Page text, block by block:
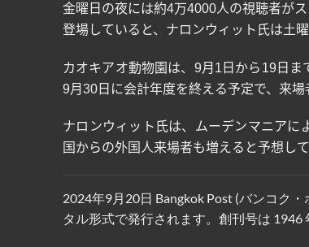
金曜日の夜には約4万4000人の視聴者が
登場していると、ナロンウィット氏は土曜
カオキアオ動物園は、 9月 1 日から 19 日ま
9月 30 日に会計年度を終える予定で、来場
ナロンウィット氏は、ムーデンマニアに
国からの外国人来場者も増えると予想して
2024年9月20日 Bangkok Post (バンコク
タル形式で発行されます。創刊号は 1946